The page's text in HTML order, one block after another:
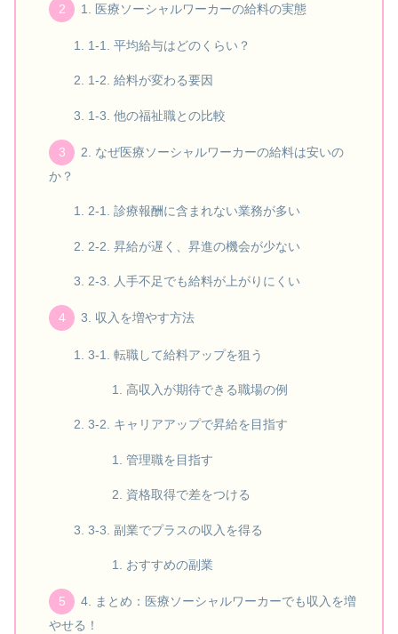
1. 医療ソーシャルワーカーの給料の実態
1-1. 平均給与はどのくらい？
1-2. 給料が変わる要因
1-3. 他の福祉職との比較
2. なぜ医療ソーシャルワーカーの給料は安いの
か？
2-1. 診療報酬に含まれない業務が多い
2-2. 昇給が遅く、昇進の機会が少ない
2-3. 人手不足でも給料が上がりにくい
3. 収入を増やす方法
3-1. 転職して給料アップを狙う
高収入が期待できる職場の例
3-2. キャリアアップで昇給を目指す
管理職を目指す
資格取得で差をつける
3-3. 副業でプラスの収入を得る
おすすめの副業
4. まとめ：医療ソーシャルワーカーでも収入を増
やせる！